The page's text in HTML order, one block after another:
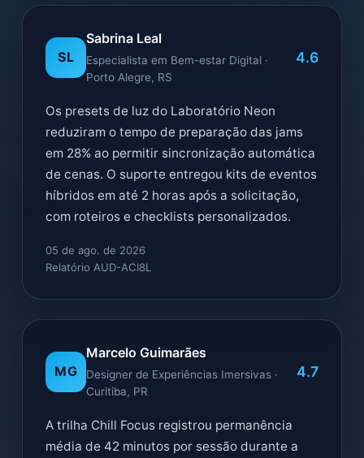
SL
Sabrina Leal
Especialista em Bem-estar Digital ·
Porto Alegre, RS
4.6
Os presets de luz do Laboratório Neon
reduziram o tempo de preparação das jams
em 28% ao permitir sincronização automática
de cenas. O suporte entregou kits de eventos
híbridos em até 2 horas após a solicitação,
com roteiros e checklists personalizados.
05 de ago. de 2026
Relatório AUD-ACI8L
MG
Marcelo Guimarães
Designer de Experiências Imersivas ·
Curitiba, PR
4.7
A trilha Chill Focus registrou permanência
média de 42 minutos por sessão durante a